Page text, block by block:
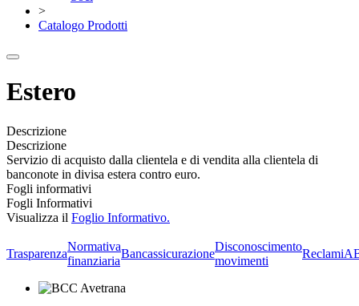
>
Catalogo Prodotti
Estero
Descrizione
Descrizione
Servizio di acquisto dalla clientela e di vendita alla clientela di
banconote in divisa estera contro euro.
Fogli informativi
Fogli Informativi
Visualizza il Foglio Informativo.
Trasparenza
Normativa
finanziaria
Bancassicurazione
Disconoscimento
movimenti
Reclami